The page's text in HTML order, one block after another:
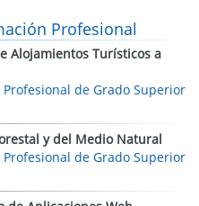
Profesional
Alojamientos Turísticos a
de Grado Superior
y del Medio Natural
de Grado Superior